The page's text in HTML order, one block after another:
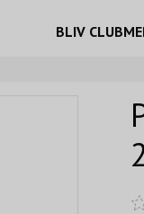
BLIV